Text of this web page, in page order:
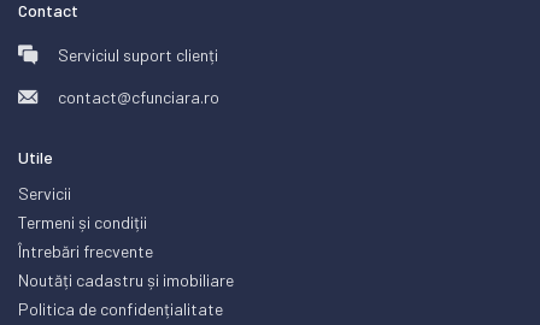
Contact
Serviciul suport clienți
contact@cfunciara.ro
Utile
Servicii
Termeni și condiții
Întrebări frecvente
Noutăți cadastru și imobiliare
Politica de confidențialitate